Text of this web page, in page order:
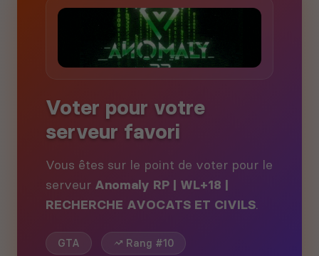
Voter pour votre
serveur favori
Vous êtes sur le point de voter pour le
serveur Anomaly RP | WL+18 |
RECHERCHE AVOCATS ET CIVILS.
GTA Rang #10